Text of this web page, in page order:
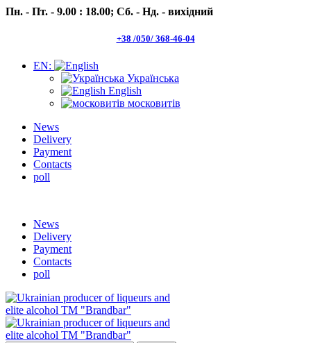
Пн. - Пт. - 9.00 : 18.00; Сб. - Нд. - вихідний
+38 /050/ 368-46-04
EN:
Українська
English
московитів
News
Delivery
Payment
Contacts
poll
News
Delivery
Payment
Contacts
poll